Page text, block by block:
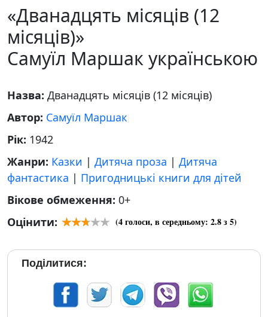
«Дванадцять місяців (12
місяців)»
Самуїл Маршак українською
Назва: Дванадцять місяців (12 місяців)
Автор: Самуїл Маршак
Рік: 1942
Жанри: Казки | Дитяча проза | Дитяча
фантастика | Пригодницькі книги для дітей
Вікове обмеження: 0+
Оцінити:
(4голоси, в середньому: 2.8з 5)
Поділитися: